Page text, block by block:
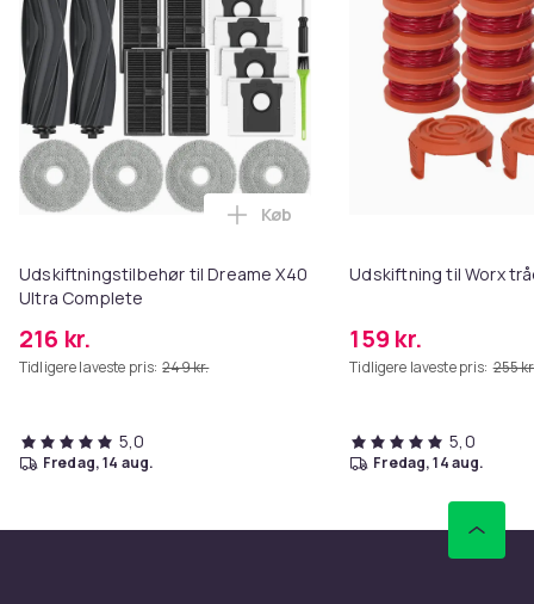
Udskiftningstilbehør til Dreame X40
Ultra Complete
216 kr.
Tidligere laveste pris: 249 kr.
Læg Udskiftningstilbehør til
Køb
5,0
fredag, 14 aug.
Udskiftning til Worx
159 kr.
Tidligere laveste pris: 255
5,0
fredag, 14 aug.